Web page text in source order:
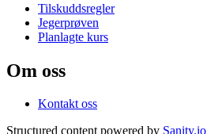
Tilskuddsregler
Jegerprøven
Planlagte kurs
Om oss
Kontakt oss
Structured content powered by Sanity.io